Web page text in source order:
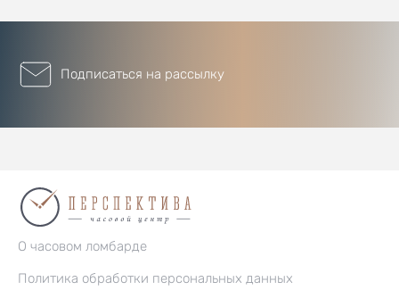
Подписаться на рассылку
О часовом ломбарде
Политика обработки персональных данных